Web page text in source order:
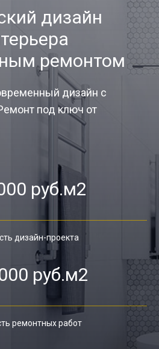
дизайн
ремонтом
дизайн с
под ключ от
руб.м2
дизайн-проекта
руб.м2
ремонтных работ